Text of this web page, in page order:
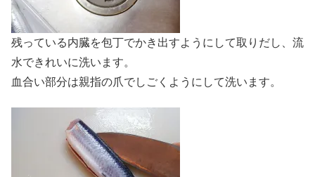
残っている内臓を包丁でかき出すようにして取りだし、流
水できれいに洗います。
血合い部分は親指の爪でしごくようにして洗います。